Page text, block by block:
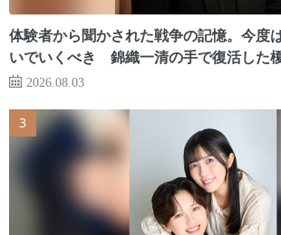
体験者から聞かされた戦争の記憶。今度
いでいくべき 錦織一清の手で復活した
2026.08.03